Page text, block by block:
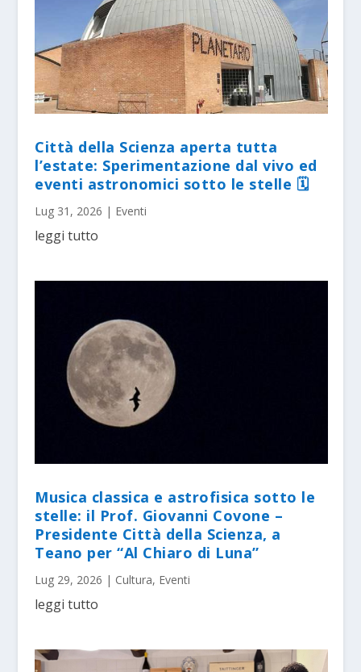
Città della Scienza aperta tutta
l’estate: Sperimentazione dal vivo ed
eventi astronomici sotto le stelle 🗓
Lug 31, 2026 | Eventi
leggi tutto
Musica classica e astrofisica sotto le
stelle: il Prof. Giovanni Covone –
Presidente Città della Scienza, a
Teano per “Al Chiaro di Luna”
Lug 29, 2026 | Cultura, Eventi
leggi tutto